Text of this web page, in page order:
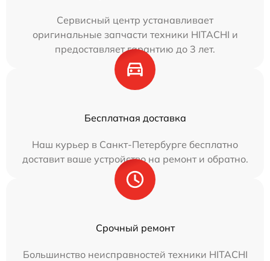
Сервисный центр устанавливает
оригинальные запчасти техники HITACHI и
предоставляет гарантию до 3 лет.
Бесплатная доставка
Наш курьер в Санкт-Петербурге бесплатно
доставит ваше устройство на ремонт и обратно.
Срочный ремонт
Большинство неисправностей техники HITACHI